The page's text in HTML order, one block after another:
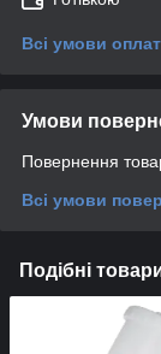
Всі умови
Умови
Повернення
Всі умови
Подібні